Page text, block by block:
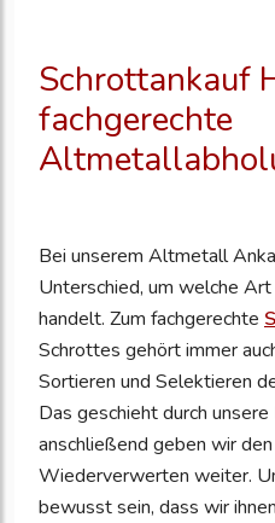
Schrottankauf
fachgerechte
Bei unserem Altmetall
Unterschied, um welche
handelt. Zum fachgerechte
Schrottes gehört immer
Sortieren und Selektieren
Das geschieht durch unsere
anschließend geben wir
Wiederverwerten weiter.
bewusst sein, dass wir